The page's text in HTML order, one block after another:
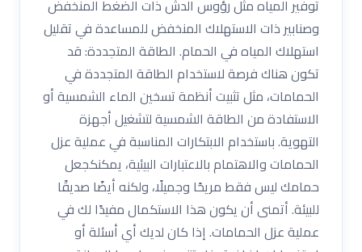
توفير المياه مثل رؤوس الدش ذات الضغط المنخفض
وصنابير ذات الاستهلاك المنخفض للمساعدة في تقليل
استهلاك المياه في الحمام. الطاقة المتجددة: قد
تكون هناك فرصة لاستخدام الطاقة المتجددة في
الحمامات، مثل تثبيت أنظمة تسخين الماء الشمسية أو
الاستفادة من الطاقة الشمسية لتشغيل أجهزة
التهوية. باستخدام الابتكارات المناسبة في عملية عزل
الحمامات والاهتمام بالاعتبارات البيئية، يمكنكجعل
حمامك ليس فقط مريحًا وجميلًا، ولكنه أيضًا صديقًا
للبيئة. أتمنى أن يكون هذا الاستكمال مفيدًا لك في
عملية عزل الحمامات. إذا كان لديك أي أسئلة أو